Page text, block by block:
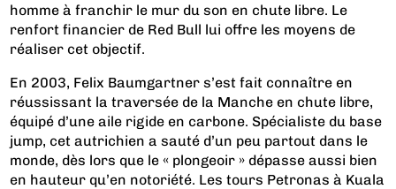
homme à franchir le mur du son en chute libre. Le
renfort financier de Red Bull lui offre les moyens de
réaliser cet objectif.
En 2003, Felix Baumgartner s’est fait connaître en
réussissant la traversée de la Manche en chute libre,
équipé d’une aile rigide en carbone. Spécialiste du base
jump, cet autrichien a sauté d’un peu partout dans le
monde, dès lors que le « plongeoir » dépasse aussi bien
en hauteur qu’en notoriété. Les tours Petronas à Kuala